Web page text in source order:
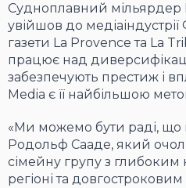
Судноплавний
увійшов до
газети La Provence та La
працює над
забезпечують престиж і
Media є її найбільшою
«Ми можемо бути раді,
Родольф Сааде, який
сімейну групу з
регіоні та